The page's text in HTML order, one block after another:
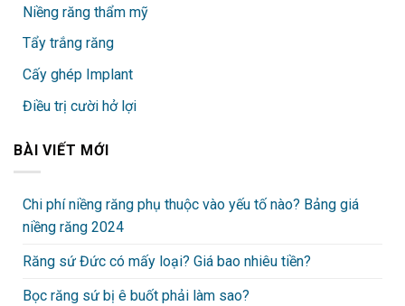
Niềng răng thẩm mỹ
Tẩy trắng răng
Cấy ghép Implant
Điều trị cười hở lợi
BÀI VIẾT MỚI
Chi phí niềng răng phụ thuộc vào yếu tố nào? Bảng giá
niềng răng 2024
Răng sứ Đức có mấy loại? Giá bao nhiêu tiền?
Bọc răng sứ bị ê buốt phải làm sao?